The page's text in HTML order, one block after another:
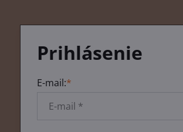
Prihlásenie
E-mail:*